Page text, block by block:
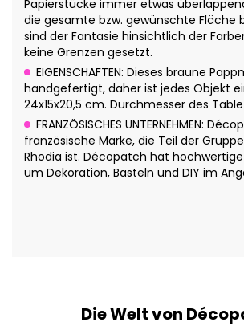
Papierstücke immer etwas
die gesamte bzw. gewünschte Fläche
sind der Fantasie hinsichtlich der
keine Grenzen gesetzt.
EIGENSCHAFTEN: Dieses braune
handgefertigt, daher ist jedes Objekt
24x15x20,5 cm. Durchmesser des
FRANZÖSISCHES UNTERNEHMEN:
französische Marke, die Teil der
Rhodia ist. Décopatch hat
um Dekoration, Basteln und DIY im
Die Welt von